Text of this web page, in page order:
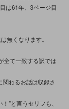
は61年、3ページ目
無くなります。
全て一致する訳では
わるお話は収録さ
”と言うセリフも、